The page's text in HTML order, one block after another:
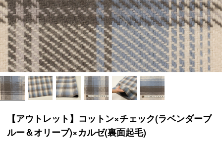
【アウトレット】コットン×チェック(ラベンダーブ
ルー＆オリーブ)×カルゼ(裏面起毛)